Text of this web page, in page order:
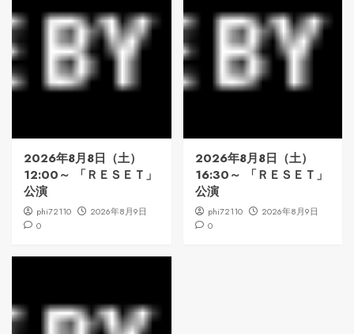
2026年8月8日（土）
12:00～ 「ＲＥＳＥＴ」
公演
phi72110
2026年8月9日
0
2026年8月8日（土）
16:30～ 「ＲＥＳＥＴ」
公演
phi72110
2026年8月9日
0